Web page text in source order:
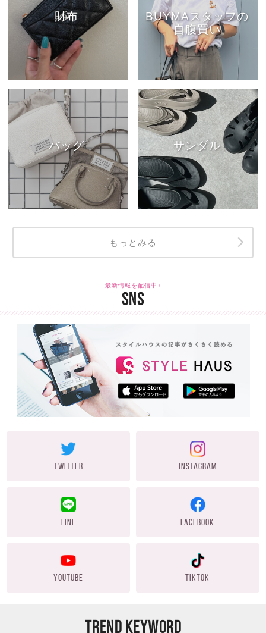
財布
BUYMAスタッフの
自腹買い
バッグ サンダル
もっとみる
最新情報を配信中♪
SNS
TWITTER INSTAGRAM
LINE FACEBOOK
YOUTUBE TIKTOK
TREND KEYWORD